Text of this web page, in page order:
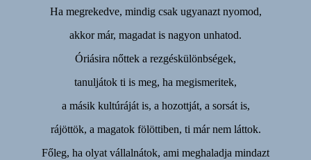
Ha megrekedve, mindig csak ugyanazt nyomod,
akkor már, magadat is nagyon unhatod.
Óriásira nőttek a rezgéskülönbségek,
tanuljátok ti is meg, ha megismeritek,
a másik kultúráját is, a hozottját, a sorsát is,
rájöttök, a magatok fölöttiben, ti már nem láttok.
Főleg, ha olyat vállalnátok, ami meghaladja mindazt